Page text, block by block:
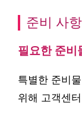
준비 사항
필요한 준비
특별한 준비
위해 고객센